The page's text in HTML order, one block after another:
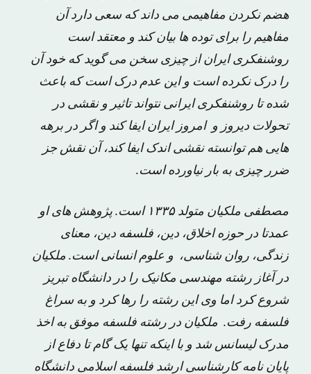
هضم نکردن مفاهیمی می داند که سعی دارد آن
مفاهیم را برای توده ها بیان کند و معتقد است
روشنفکری ایران از چیزی سخن می گوید که خود آن
را درک نکرده است و این عدم درک است که باعث
شده تا روشنفکری ایرانی نتواند تاثیر و نقشی در
تحولات دیروز و امروز ایران ایفا کند و اگر در برهه
هایی هم توانسته نقشی اندک ایفا کند، آن نقش جز
ضرر چیزی به بار نیاورده است.
مصطفی ملکیان متولد ۱۳۳۵ است. پژوهش ‌های او
عمدتا در حوزه اخلاق، دین، فلسفه دین، معنای
زندگی، روان ‌شناسی، و علوم انسانی است. ملکیان
در آغاز رشته مهندسی مکانیک را در دانشگاه تبریز
شروع کرد اما وی این رشته را رها کرد و به سراغ
فلسفه رفت. ملکیان در رشته فلسفه موفق به اخذ
مدرک لیسانس شد و با اینکه تنها یک گام تا دفاع از
پایان نامه کارشناسی ارشد فلسفه اسلامی دانشگاه